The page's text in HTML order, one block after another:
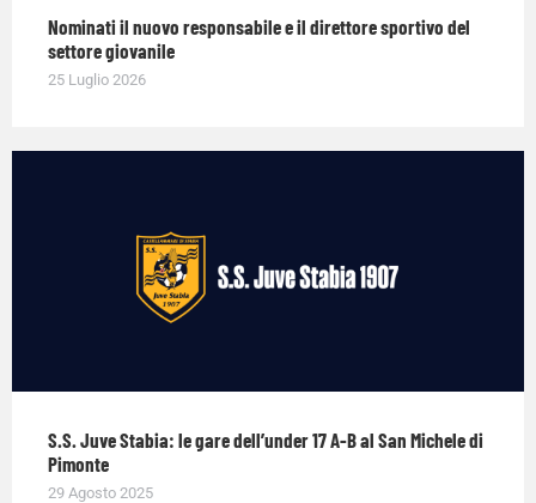
Nominati il nuovo responsabile e il direttore sportivo del
settore giovanile
25 Luglio 2026
S.S. Juve Stabia: le gare dell’under 17 A-B al San Michele di
Pimonte
29 Agosto 2025